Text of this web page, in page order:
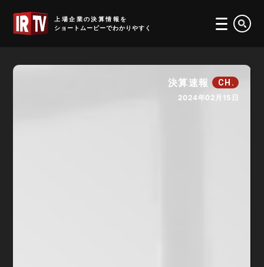
上場企業の決算情報を
ショートムービーでわかりやすく
決算速報 CH.
2024年02月15日